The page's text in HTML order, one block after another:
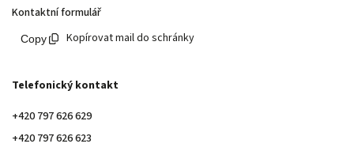
Kontaktní formulář
Kopírovat mail do schránky
Telefonický kontakt
+420 797 626 629
+420 797 626 623